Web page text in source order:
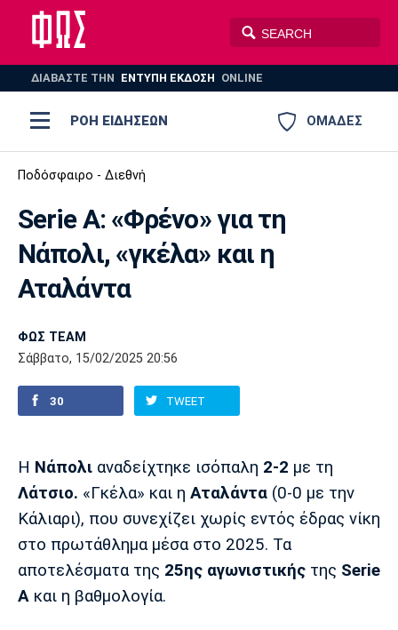
ΔΙΑΒΑΣΤΕ THN ΕΝΤΥΠΗ ΕΚΔΟΣΗ ONLINE
ΟΜΑΔΕΣ
ΡΟΗ ΕΙΔΗΣΕΩΝ
ΠΟΔΟΣΦΑΙΡΟ
ΠΟΛΟ
AUTO-MOTO
Ποδόσφαιρο
Super League 1
Super League 2
Ελλάδα
Champions League
Conference League
Διεθνή
Euro
Μπάσκετ
Ελλάδα
EuroLeague
ΝΒΑ
Champions League
Κύπελλο
EuroCup
Ολυμπιακοί Αγώνες
Πόλο
Τένις
Στίβος
Γυμναστική
Κολύμβηση
Auto-Moto
Αυτοκίνητο
Formula 1
Tech
Gaming
Plus
Ολυμπιακός ΑΕΚ ΠΑΟΚ
Παναθηναϊκός Ατρόμητος
Τρίπολης
Ποδόσφαιρο - Διεθνή
Serie A: «Φρένο» για τη
Νάπολι, «γκέλα» και η
Αταλάντα
ΦΩΣ TEAM
Σάββατο, 15/02/2025 20:56
30 TWEET
Η Νάπολι αναδείχτηκε ισόπαλη 2-2 με τη
Λάτσιο. «Γκέλα» και η Αταλάντα (0-0 με την
Κάλιαρι), που συνεχίζει χωρίς εντός έδρας νίκη
στο πρωτάθλημα μέσα στο 2025. Τα
αποτελέσματα της 25ης αγωνιστικής της Serie
A και η βαθμολογία.